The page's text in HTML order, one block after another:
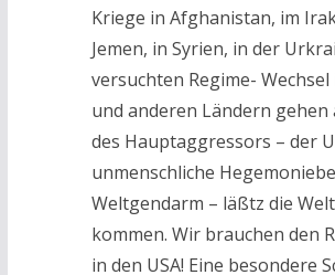
Kriege in Afghanistan, im
Jemen, in Syrien, in der
versuchten Regime-
und anderen Ländern gehen
des Hauptaggressors – der
unmenschliche
Weltgendarm – läßtz die
kommen. Wir brauchen den
in den USA! Eine besondere